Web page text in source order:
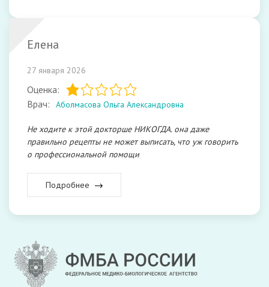
Елена
27 января 2026
Оценка:
Врач:
Аболмасова Ольга Александровна
Не ходите к этой докторше НИКОГДА. она даже
правильно рецепты не может выписать, что уж говорить
о профессиональной помощи
Подробнее